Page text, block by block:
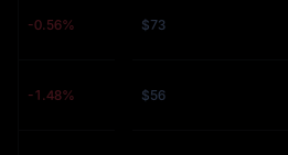
$73
-0.56%
$56
-1.48%